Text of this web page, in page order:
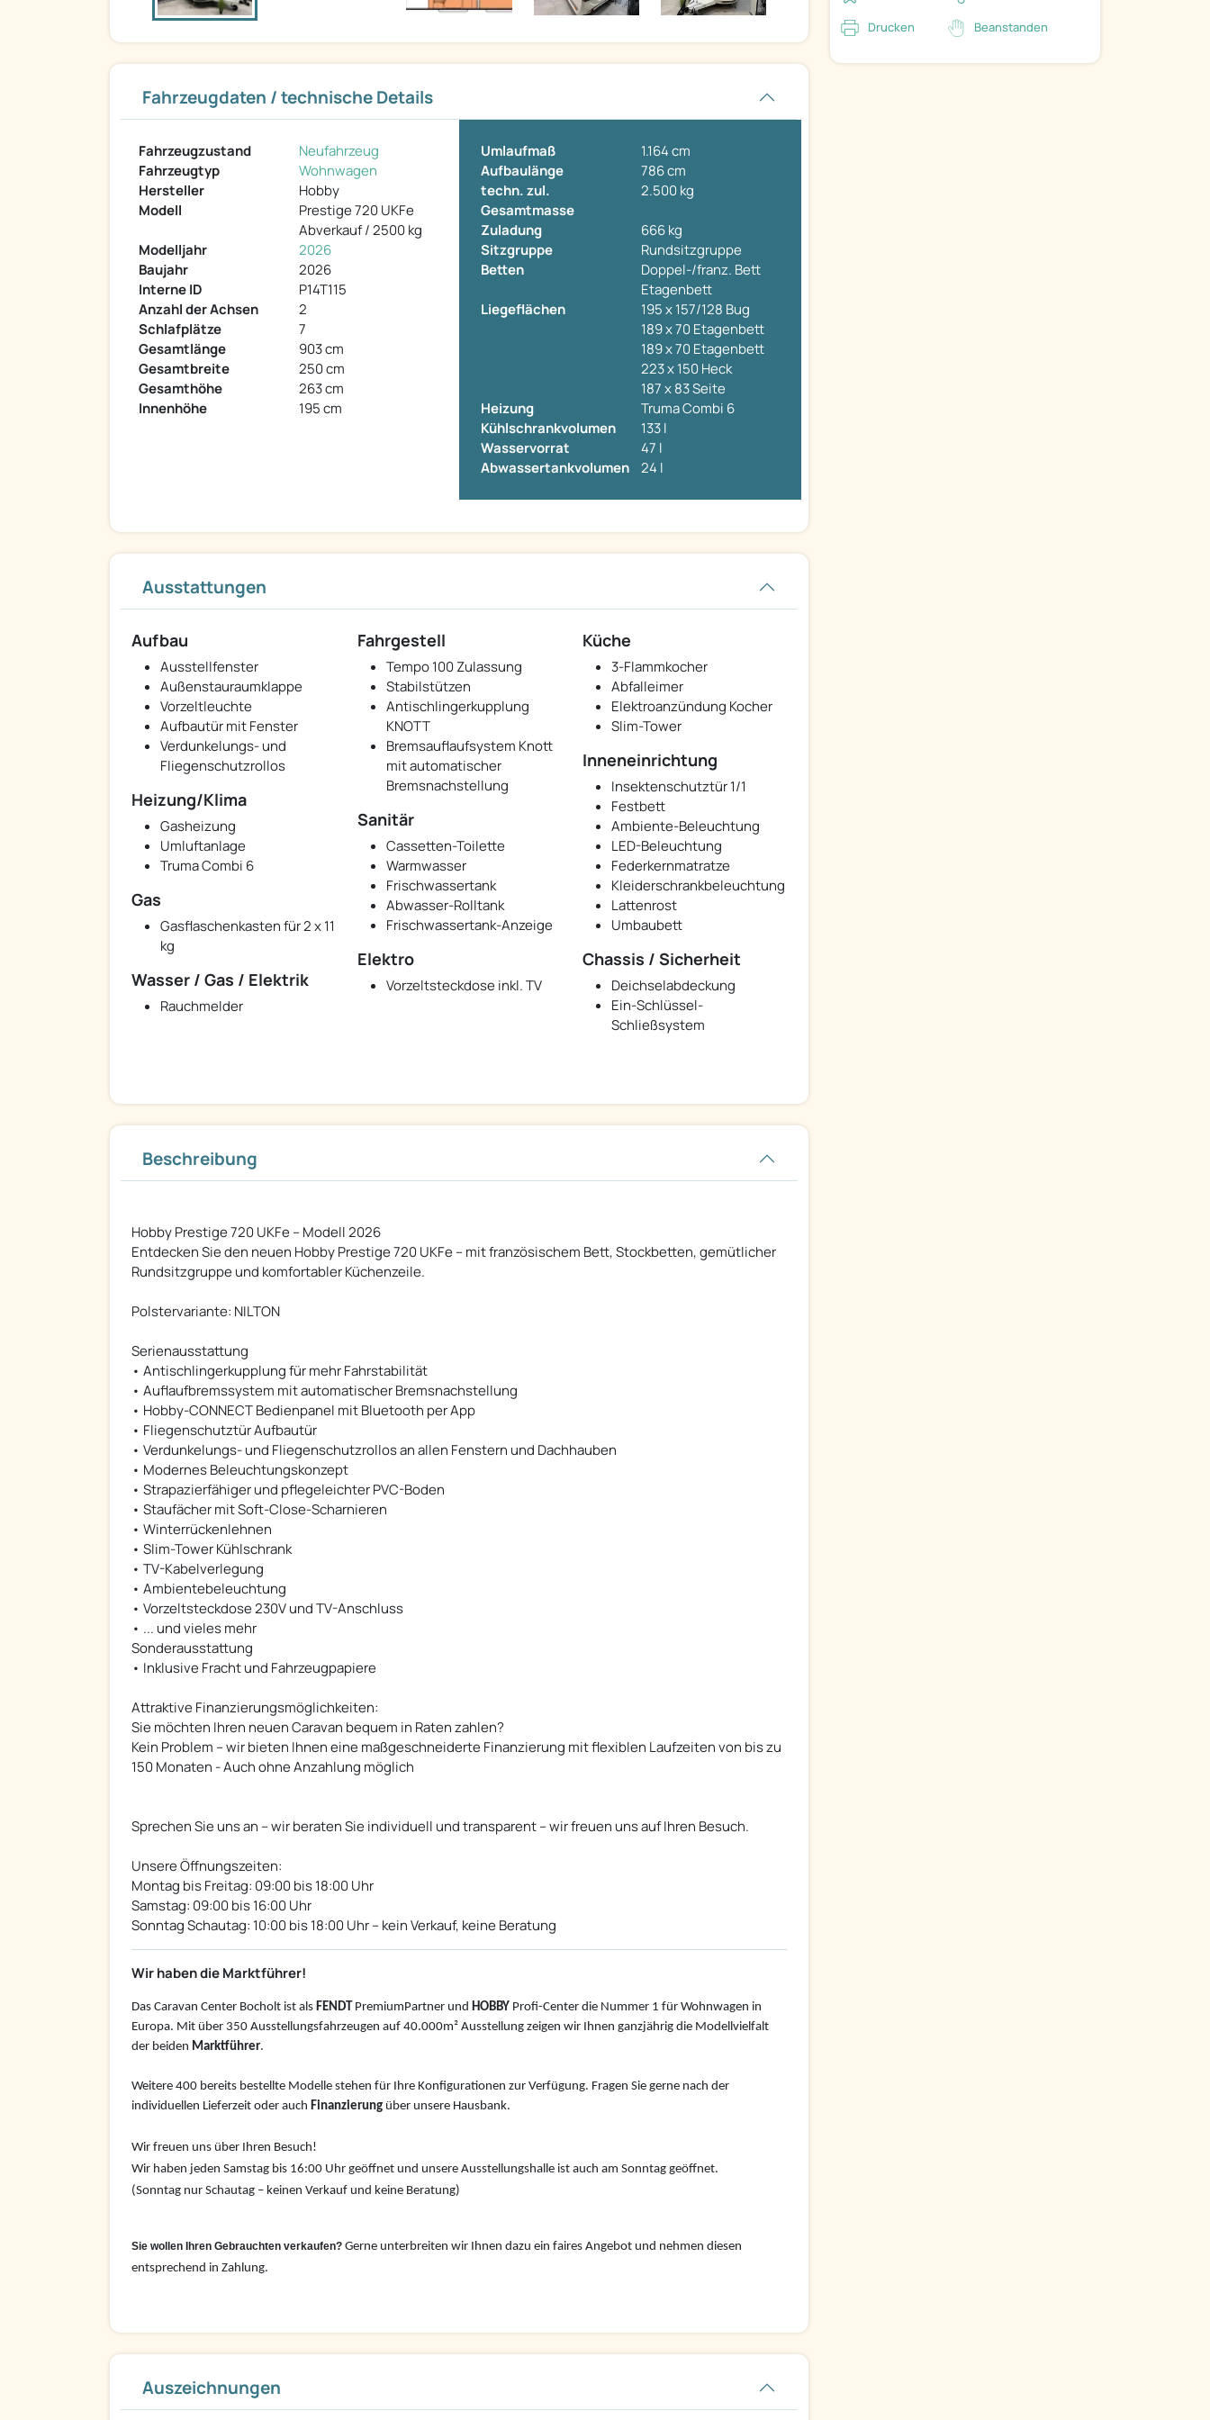
Fahrzeugdaten / technische Details
Fahrzeugzustand
Neufahrzeug
Fahrzeugtyp
Wohnwagen
Hersteller
Hobby
Modell
Prestige 720 UKFe
Abverkauf / 2500 kg
Modelljahr
2026
Baujahr
2026
Interne ID
P14T115
Anzahl der Achsen
2
Schlafplätze
7
Gesamtlänge
903 cm
Gesamtbreite
250 cm
Gesamthöhe
263 cm
Innenhöhe
195 cm
Umlaufmaß
1.164 cm
Aufbaulänge
786 cm
techn. zul.
Gesamtmasse
2.500 kg
Zuladung
666 kg
Sitzgruppe
Rundsitzgruppe
Betten
Doppel-/franz. Bett
Etagenbett
Liegeflächen
195 x 157/128 Bug
189 x 70 Etagenbett
189 x 70 Etagenbett
223 x 150 Heck
187 x 83 Seite
Heizung
Truma Combi 6
Kühlschrankvolumen
133 l
Wasservorrat
47 l
Abwassertankvolumen
24 l
Ausstattungen
Aufbau
Ausstellfenster
Außenstauraumklappe
Vorzeltleuchte
Aufbautür mit Fenster
Verdunkelungs- und
Fliegenschutzrollos
Fahrgestell
Tempo 100 Zulassung
Stabilstützen
Antischlingerkupplung
KNOTT
Bremsauflaufsystem Knott
mit automatischer
Bremsnachstellung
Küche
3-Flammkocher
Abfalleimer
Elektroanzündung Kocher
Slim-Tower
Inneneinrichtung
Insektenschutztür 1/1
Festbett
Ambiente-Beleuchtung
LED-Beleuchtung
Federkernmatratze
Kleiderschrankbeleuchtung
Lattenrost
Umbaubett
Heizung/Klima
Gasheizung
Umluftanlage
Truma Combi 6
Sanitär
Cassetten-Toilette
Warmwasser
Frischwassertank
Abwasser-Rolltank
Frischwassertank-Anzeige
Gas
Gasflaschenkasten für 2 x 11
kg
Elektro
Vorzeltsteckdose inkl. TV
Chassis / Sicherheit
Deichselabdeckung
Ein-Schlüssel-
Schließsystem
Wasser / Gas / Elektrik
Rauchmelder
Beschreibung
Hobby Prestige 720 UKFe – Modell 2026
Entdecken Sie den neuen Hobby Prestige 720 UKFe – mit französischem Bett, Stockbetten, gemütlicher
Rundsitzgruppe und komfortabler Küchenzeile.
Polstervariante: NILTON
Serienausstattung
• Antischlingerkupplung für mehr Fahrstabilität
• Auflaufbremssystem mit automatischer Bremsnachstellung
• Hobby-CONNECT Bedienpanel mit Bluetooth per App
• Fliegenschutztür Aufbautür
• Verdunkelungs- und Fliegenschutzrollos an allen Fenstern und Dachhauben
• Modernes Beleuchtungskonzept
• Strapazierfähiger und pflegeleichter PVC-Boden
• Staufächer mit Soft-Close-Scharnieren
• Winterrückenlehnen
• Slim-Tower Kühlschrank
• TV-Kabelverlegung
• Ambientebeleuchtung
• Vorzeltsteckdose 230V und TV-Anschluss
• ... und vieles mehr
Sonderausstattung
• Inklusive Fracht und Fahrzeugpapiere
Attraktive Finanzierungsmöglichkeiten:
Sie möchten Ihren neuen Caravan bequem in Raten zahlen?
Kein Problem – wir bieten Ihnen eine maßgeschneiderte Finanzierung mit flexiblen Laufzeiten von bis zu
150 Monaten - Auch ohne Anzahlung möglich
Sprechen Sie uns an – wir beraten Sie individuell und transparent – wir freuen uns auf Ihren Besuch.
Unsere Öffnungszeiten:
Montag bis Freitag: 09:00 bis 18:00 Uhr
Samstag: 09:00 bis 16:00 Uhr
Sonntag Schautag: 10:00 bis 18:00 Uhr – kein Verkauf, keine Beratung
Wir haben die Marktführer!
Das Caravan Center Bocholt ist als FENDT PremiumPartner und HOBBY Profi-Center die Nummer 1 für Wohnwagen in
Europa. Mit über 350 Ausstellungsfahrzeugen auf 40.000m² Ausstellung zeigen wir Ihnen ganzjährig die Modellvielfalt
der beiden Marktführer.
Weitere 400 bereits bestellte Modelle stehen für Ihre Konfigurationen zur Verfügung. Fragen Sie gerne nach der
individuellen Lieferzeit oder auch Finanzierung über unsere Hausbank.
Wir freuen uns über Ihren Besuch!
Wir haben jeden Samstag bis 16:00 Uhr geöffnet und unsere Ausstellungshalle ist auch am Sonntag geöffnet.
(Sonntag nur Schautag – keinen Verkauf und keine Beratung)
Sie wollen Ihren Gebrauchten verkaufen? Gerne unterbreiten wir Ihnen dazu ein faires Angebot und nehmen diesen
entsprechend in Zahlung.
Auszeichnungen
Drucken Beanstanden